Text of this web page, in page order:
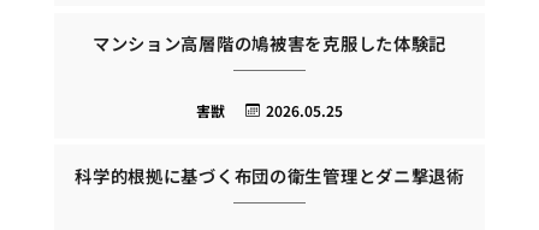
マンション高層階の鳩被害を克服した体験記
2026.05.25
害獣
科学的根拠に基づく布団の衛生管理とダニ撃退術